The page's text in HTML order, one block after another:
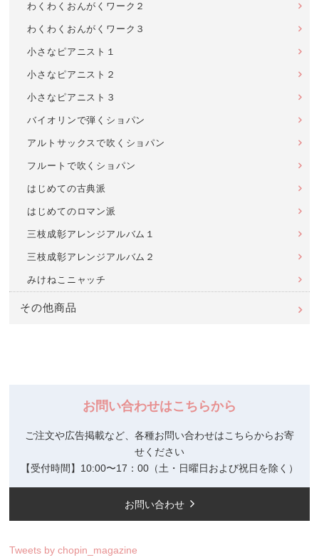
わくわくおんがくワーク２
わくわくおんがくワーク３
小さなピアニスト１
小さなピアニスト２
小さなピアニスト３
バイオリンで弾くショパン
アルトサックスで吹くショパン
フルートで吹くショパン
はじめての古典派
はじめてのロマン派
三枝成彰アレンジアルバム１
三枝成彰アレンジアルバム２
みけねこニャッチ
その他商品
お問い合わせはこちらから
ご注文や広告掲載など、各種お問い合わせはこちらからお寄
せください
【受付時間】10:00〜17：00（土・日曜日および祝日を除く）
お問い合わせ
Tweets by chopin_magazine